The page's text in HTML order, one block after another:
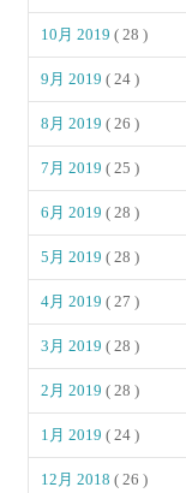
10月 2019( 28 )
9月 2019( 24 )
8月 2019( 26 )
7月 2019( 25 )
6月 2019( 28 )
5月 2019( 28 )
4月 2019( 27 )
3月 2019( 28 )
2月 2019( 28 )
1月 2019( 24 )
12月 2018( 26 )